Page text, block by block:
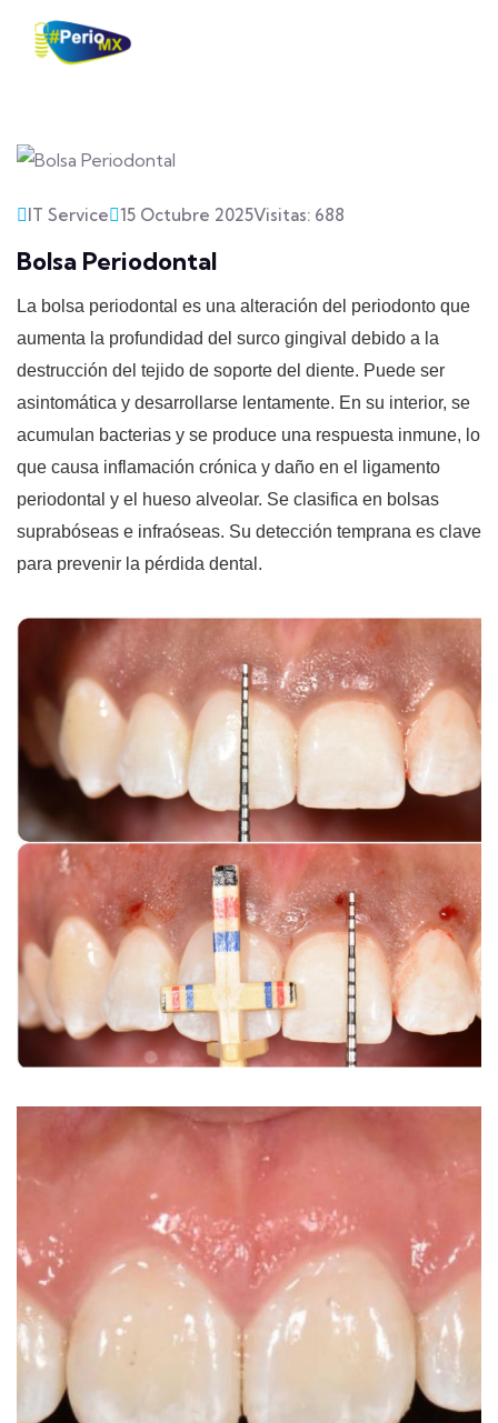
Bolsa Periodontal
IT Service 15 Octubre 2025Visitas: 688
La bolsa periodontal es una alteración del periodonto que
aumenta la profundidad del surco gingival debido a la
destrucción del tejido de soporte del diente. Puede ser
asintomática y desarrollarse lentamente. En su interior, se
acumulan bacterias y se produce una respuesta inmune, lo
que causa inflamación crónica y daño en el ligamento
periodontal y el hueso alveolar. Se clasifica en bolsas
suprabóseas e infraóseas. Su detección temprana es clave
para prevenir la pérdida dental.